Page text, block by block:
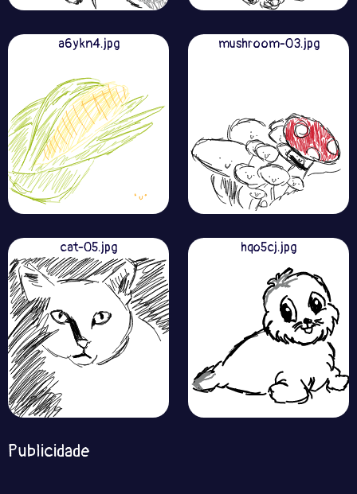
a6ykn4.jpg mushroom-03.jpg
cat-05.jpg hqo5cj.jpg
Publicidade